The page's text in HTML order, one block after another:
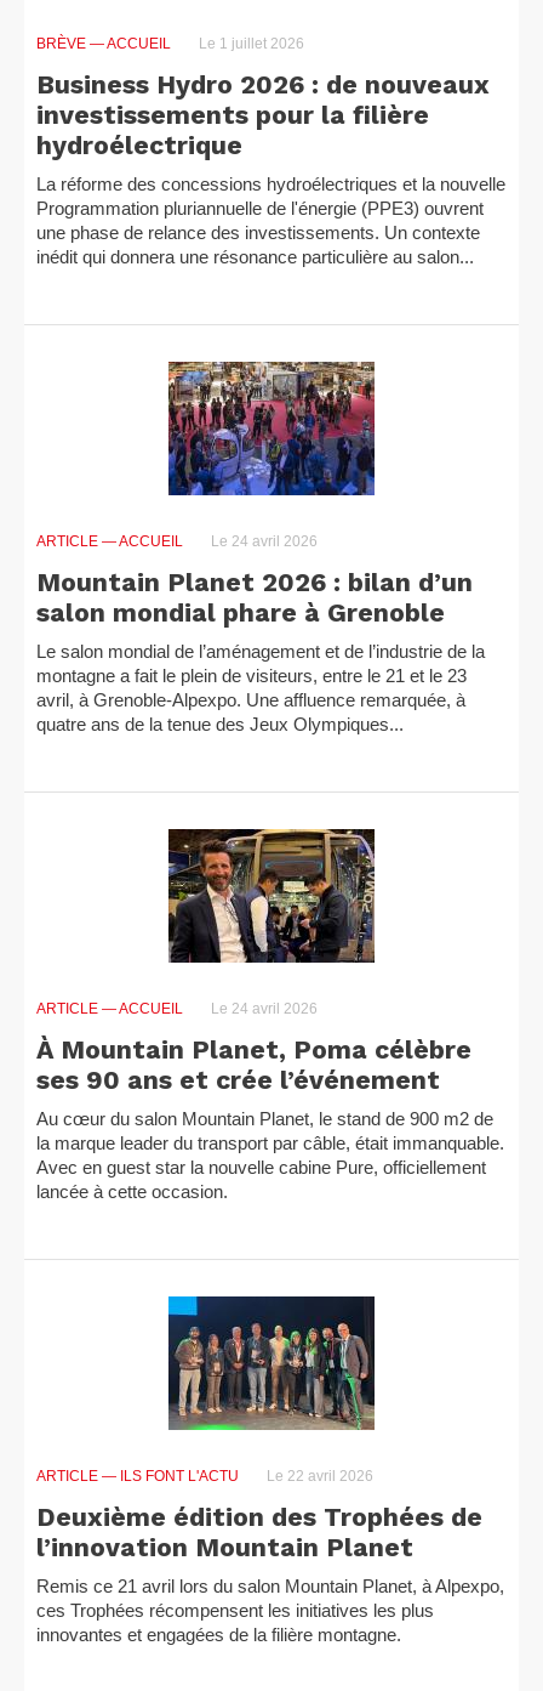
BRÈVE — ACCUEIL Le 1 juillet 2026
Business Hydro 2026 : de nouveaux
investissements pour la filière
hydroélectrique
La réforme des concessions hydroélectriques et la nouvelle
Programmation pluriannuelle de l'énergie (PPE3) ouvrent
une phase de relance des investissements. Un contexte
inédit qui donnera une résonance particulière au salon...
ARTICLE — ACCUEIL Le 24 avril 2026
Mountain Planet 2026 : bilan d’un
salon mondial phare à Grenoble
Le salon mondial de l’aménagement et de l’industrie de la
montagne a fait le plein de visiteurs, entre le 21 et le 23
avril, à Grenoble-Alpexpo. Une affluence remarquée, à
quatre ans de la tenue des Jeux Olympiques...
ARTICLE — ACCUEIL Le 24 avril 2026
À Mountain Planet, Poma célèbre
ses 90 ans et crée l’événement
Au cœur du salon Mountain Planet, le stand de 900 m2 de
la marque leader du transport par câble, était immanquable.
Avec en guest star la nouvelle cabine Pure, officiellement
lancée à cette occasion.
ARTICLE — ILS FONT L'ACTU Le 22 avril 2026
Deuxième édition des Trophées de
l’innovation Mountain Planet
Remis ce 21 avril lors du salon Mountain Planet, à Alpexpo,
ces Trophées récompensent les initiatives les plus
innovantes et engagées de la filière montagne.